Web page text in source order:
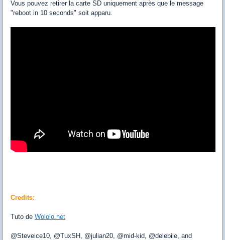
Vous pouvez retirer la carte SD uniquement après que le message
"reboot in 10 seconds" soit apparu.
Credits:
Tuto de Wololo.net
@Steveice10, @TuxSH, @julian20, @mid-kid, @delebile, and